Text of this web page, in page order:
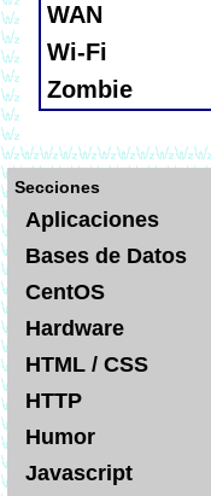
WAN
Wi-Fi
Zombie
Secciones
Aplicaciones
Bases de Datos
CentOS
Hardware
HTML / CSS
HTTP
Humor
Javascript